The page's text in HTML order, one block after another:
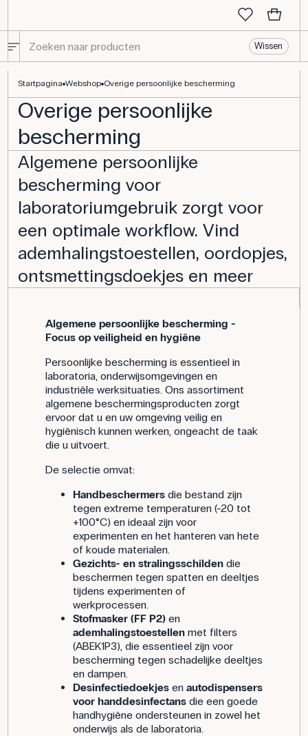
Wissen
Startpagina Webshop Overige persoonlijke bescherming
Overige persoonlijke
bescherming
Algemene persoonlijke
bescherming voor
laboratoriumgebruik zorgt voor
een optimale workflow. Vind
ademhalingstoestellen, oordopjes,
ontsmettingsdoekjes en meer
Algemene persoonlijke bescherming -
Focus op veiligheid en hygiëne
Persoonlijke bescherming is essentieel in
laboratoria, onderwijsomgevingen en
industriële werksituaties. Ons assortiment
algemene beschermingsproducten zorgt
ervoor dat u en uw omgeving veilig en
hygiënisch kunnen werken, ongeacht de taak
die u uitvoert.
De selectie omvat:
Handbeschermersdie bestand zijn
tegen extreme temperaturen (-20 tot
+100°C) en ideaal zijn voor
experimenten en het hanteren van hete
of koude materialen.
Gezichts- en stralingsschildendie
beschermen tegen spatten en deeltjes
tijdens experimenten of
werkprocessen.
Stofmasker (FF P2)en
ademhalingstoestellenmet filters
(ABEK1P3), die essentieel zijn voor
bescherming tegen schadelijke deeltjes
en dampen.
Desinfectiedoekjesen autodispensers
voor handdesinfectansdie een goede
handhygiëne ondersteunen in zowel het
onderwijs als de laboratoria.